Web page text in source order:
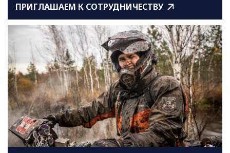
ПРИГЛАШАЕМ К СОТРУДНИЧЕСТВУ